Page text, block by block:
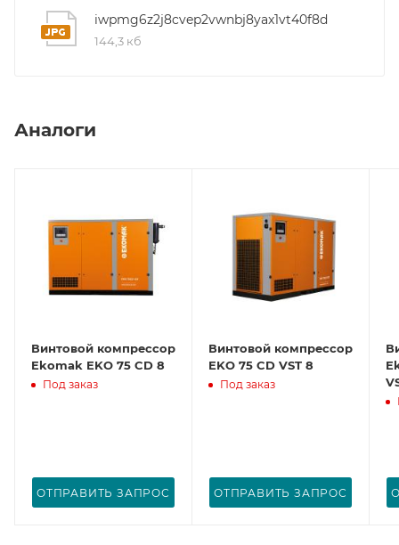
iwpmg6z2j8cvep2vwnbj8yax1vt40f8d
144,3 кб
Аналоги
Винтовой компрессор
Ekomak EKO 75 CD 8
Под заказ
ОТПРАВИТЬ ЗАПРОС
Винтовой компрессор
EKO 75 CD VST 8
Под заказ
ОТПРАВИТЬ ЗАПРОС